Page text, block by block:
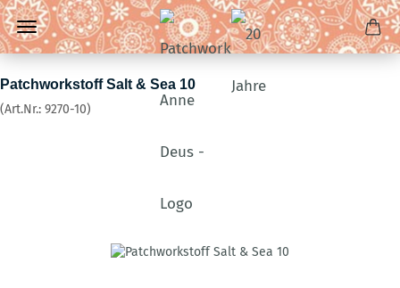
Patchworkstoff Salt & Sea 10
(Art.Nr.: 9270-10)